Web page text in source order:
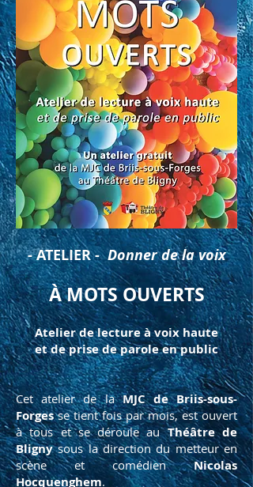
- ATELIER -Donner de la voix
À MOTS OUVERTS
Atelier de lecture à voix haute
et de prise de parole en public
Cet atelier de laMJC de Briis-sous-
Forgesse tient fois par mois, est ouvert
à tous et se déroule auThéâtre de
Blignysous la direction du metteur en
scène et comédienNicolas
Hocquenghem.